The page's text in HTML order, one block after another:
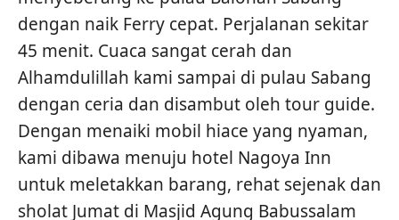
dengan naik Ferry cepat. Perjalanan sekitar
45 menit. Cuaca sangat cerah dan
Alhamdulillah kami sampai di pulau Sabang
dengan ceria dan disambut oleh tour guide.
Dengan menaiki mobil hiace yang nyaman,
kami dibawa menuju hotel Nagoya Inn
untuk meletakkan barang, rehat sejenak dan
sholat Jumat di Masjid Agung Babussalam